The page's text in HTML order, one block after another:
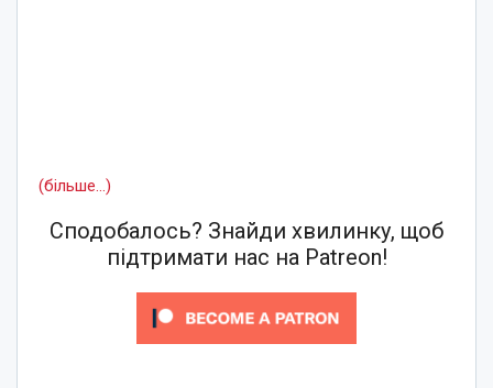
(більше…)
Сподобалось? Знайди хвилинку, щоб
підтримати нас на Patreon!